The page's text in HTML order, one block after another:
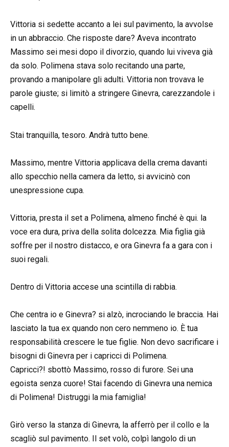
Vittoria si sedette accanto a lei sul pavimento, la avvolse
in un abbraccio. Che risposte dare? Aveva incontrato
Massimo sei mesi dopo il divorzio, quando lui viveva già
da solo. Polimena stava solo recitando una parte,
provando a manipolare gli adulti. Vittoria non trovava le
parole giuste; si limitò a stringere Ginevra, carezzandole i
capelli.
Stai tranquilla, tesoro. Andrà tutto bene.
Massimo, mentre Vittoria applicava della crema davanti
allo specchio nella camera da letto, si avvicinò con
unespressione cupa.
Vittoria, presta il set a Polimena, almeno finché è qui. la
voce era dura, priva della solita dolcezza. Mia figlia già
soffre per il nostro distacco, e ora Ginevra fa a gara con i
suoi regali.
Dentro di Vittoria accese una scintilla di rabbia.
Che centra io e Ginevra? si alzò, incrociando le braccia. Hai
lasciato la tua ex quando non cero nemmeno io. È tua
responsabilità crescere le tue figlie. Non devo sacrificare i
bisogni di Ginevra per i capricci di Polimena.
Capricci?! sbottò Massimo, rosso di furore. Sei una
egoista senza cuore! Stai facendo di Ginevra una nemica
di Polimena! Distruggi la mia famiglia!
Girò verso la stanza di Ginevra, la afferrò per il collo e la
scagliò sul pavimento. Il set volò, colpì langolo di un